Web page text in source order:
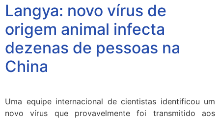
Langya: novo vírus de
origem animal infecta
dezenas de pessoas na
China
Uma equipe internacional de cientistas identificou um
novo vírus que provavelmente foi transmitido aos